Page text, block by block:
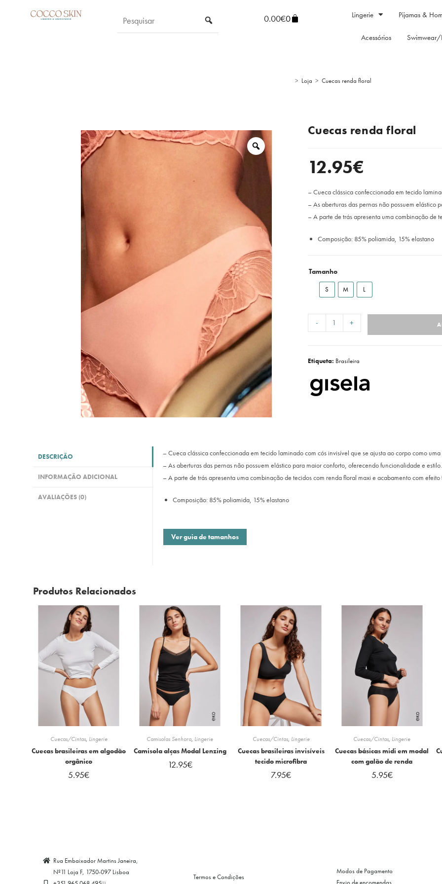
0.00€0 Lingerie Pijamas &
Acessórios
> Loja > Cuecas renda floral
Cuecas renda floral
12.95€
– Cueca clássica confeccionada em tecido
– As aberturas das pernas não possuem
– A parte de trás apresenta uma combinação de
Composição: 85% poliamida, 15% elastano
Tamanho
S M L
- +
Etiqueta: Brasileira
DESCRIÇÃO
INFORMAÇÃO ADICIONAL
AVALIAÇÕES (0)
– Cueca clássica confeccionada em tecido laminado com cós invisível que se ajusta ao corpo como
– As aberturas das pernas não possuem elástico para maior conforto, oferecendo funcionalidade e estilo.
– A parte de trás apresenta uma combinação de tecidos com renda floral maxi e acabamento com efeito
Composição: 85% poliamida, 15% elastano
Ver guia de tamanhos
Produtos Relacionados
Cuecas/Cintas, Lingerie
Cuecas brasileiras em algodão
orgânico
5.95€
Camisolas Senhora, Lingerie
Camisola alças Modal Lenzing
12.95€
Cuecas/Cintas, Lingerie
Cuecas brasileiras invisíveis
tecido microfibra
7.95€
Cuecas/Cintas, Lingerie
Cuecas básicas midi em modal
com galão de renda
5.95€
Rua Embaixador Martins Janeira,
Nº11 Loja F, 1750-097 Lisboa
(1)
Termos e Condições
Modos de Pagamento